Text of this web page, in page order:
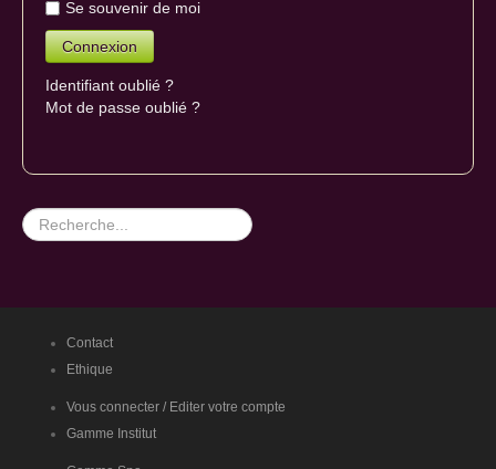
Se souvenir de moi
Identifiant oublié ?
Mot de passe oublié ?
Rechercher
Contact
Ethique
Vous connecter / Editer votre compte
Gamme Institut